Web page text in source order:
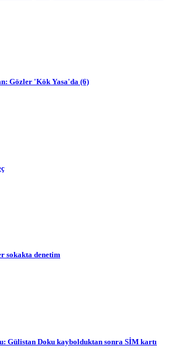
Gözler 'Kök Yasa'da (6)
sokakta denetim
Gülistan Doku kaybolduktan sonra SİM kartı